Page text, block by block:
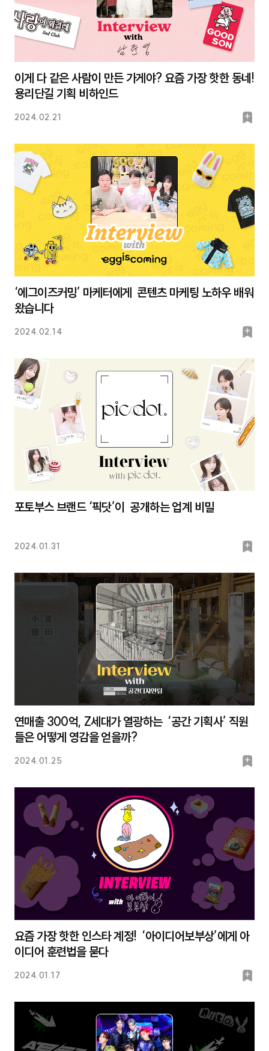
이게 다 같은 사람이 만든 가게야? 요즘 가장 핫한 동네!
용리단길 기획 비하인드
2024.02.21
북
‘에그이즈커밍’ 마케터에게 콘텐츠 마케팅 노하우 배워
왔습니다
2024.02.14
북
크
포토부스 브랜드 ‘픽닷’이 공개하는 업계 비밀
2024.01.31
북
크
연매출 300억, Z세대가 열광하는 ‘공간 기획사’ 직원
들은 어떻게 영감을 얻을까?
2024.01.25
북
요즘 가장 핫한 인스타 계정! ‘아이디어보부상’에게 아
이디어 훈련법을 묻다
2024.01.17
북